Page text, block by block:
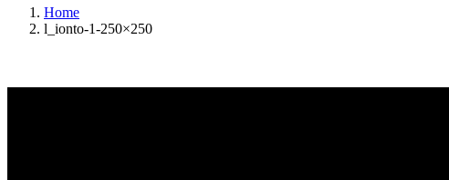
Home
l_ionto-1-250×250